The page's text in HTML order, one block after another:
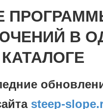
В
КАТАЛОГЕ
steep-